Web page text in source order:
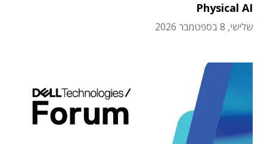
Physical AI
שלישי, 8 בספטמבר 2026